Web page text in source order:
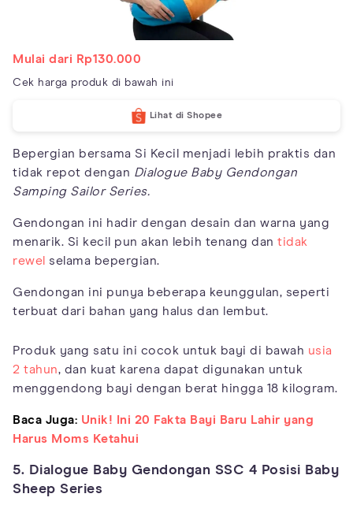
Mulai dari Rp130.000
Cek harga produk di bawah ini
Lihat di Shopee
Bepergian bersama Si Kecil menjadi lebih praktis dan
tidak repot dengan Dialogue Baby Gendongan
Samping Sailor Series.
Gendongan ini hadir dengan desain dan warna yang
menarik. Si kecil pun akan lebih tenang dan tidak
rewel selama bepergian.
Gendongan ini punya beberapa keunggulan, seperti
terbuat dari bahan yang halus dan lembut.
Produk yang satu ini cocok untuk bayi di bawah usia
2 tahun, dan kuat karena dapat digunakan untuk
menggendong bayi dengan berat hingga 18 kilogram.
Baca Juga: Unik! Ini 20 Fakta Bayi Baru Lahir yang
Harus Moms Ketahui
5. Dialogue Baby Gendongan SSC 4 Posisi Baby
Sheep Series